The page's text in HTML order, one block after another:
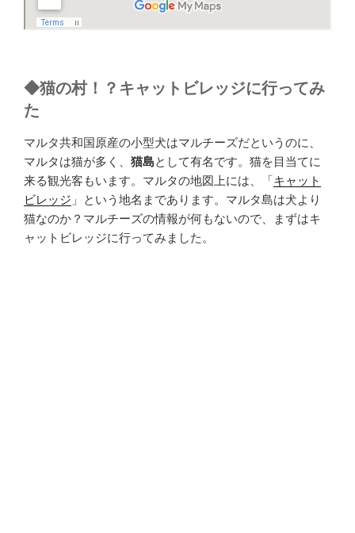
◆猫の村！？キャットビレッジに行ってみ
た
マルタ共和国原産の小型犬はマルチーズだというのに、
マルタは猫が多く、 猫島として有名です。猫を目当てに
来る観光客もいます。マルタの地図上には、「キャット
ビレッジ 」という地名まであります。マルタ島は犬より
猫なのか？マルチーズの情報が何もないので、まずはキ
ャットビレッジに行ってみました。